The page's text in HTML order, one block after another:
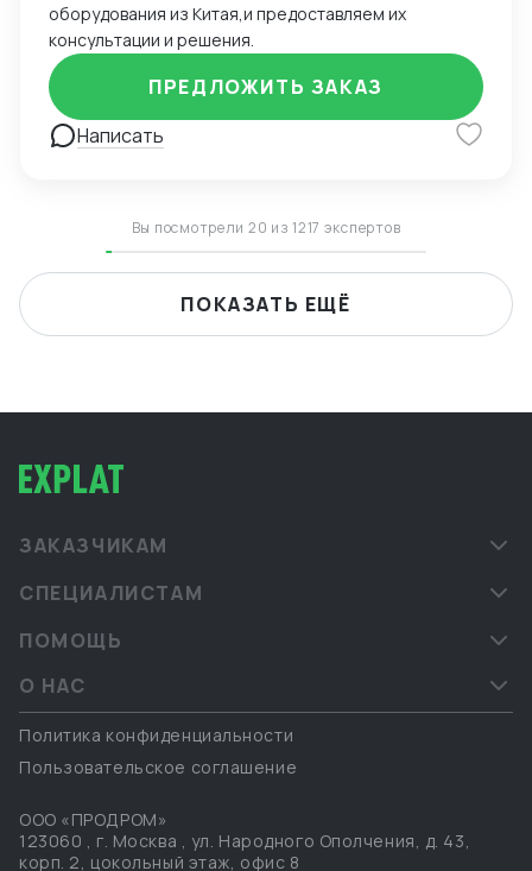
оборудования из Китая,и предоставляем их
консультации и решения.
Написать
ПРЕДЛОЖИТЬ ЗАКАЗ
Вы посмотрели 20 из 1217 экспертов
ПОКАЗАТЬ ЕЩЁ
ЗАКАЗЧИКАМ
СПЕЦИАЛИСТАМ
ПОМОЩЬ
О НАС
Политика конфиденциальности
Пользовательское соглашение
ООО «ПРОДРОМ»
123060 , г. Москва , ул. Народного Ополчения, д. 43,
корп. 2, цокольный этаж, офис 8